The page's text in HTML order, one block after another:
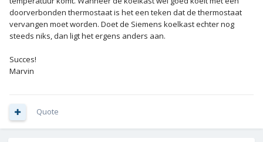
doorverbonden thermostaat is het een teken dat de thermostaat
vervangen moet worden. Doet de Siemens koelkast echter nog
steeds niks, dan ligt het ergens anders aan.
Succes!
Marvin
Quote